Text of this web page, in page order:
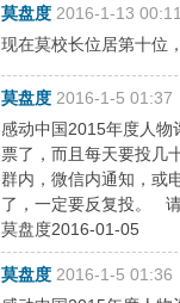
莫盘度 2016-1-13 00:11
现在莫校长位居第十位
莫盘度 2016-1-5 01:37
感动中国2015年度人物
票了，而且每天要投几
群内，微信内通知，或
了，一定要反复投。
莫盘度2016-01-05
莫盘度 2016-1-5 01:36